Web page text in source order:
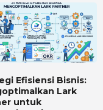
Efisiensi Bisnis:
Lark
untuk